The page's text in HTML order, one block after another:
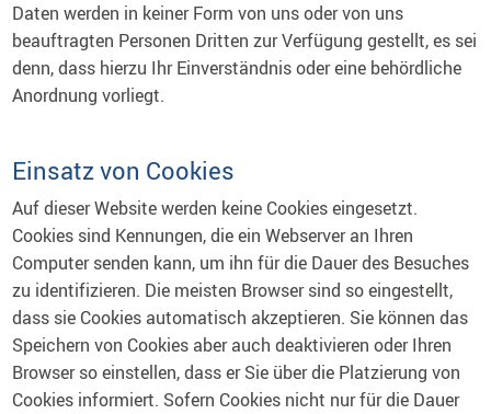
Daten werden in keiner Form von uns oder von uns
beauftragten Personen Dritten zur Verfügung gestellt, es sei
denn, dass hierzu Ihr Einverständnis oder eine behördliche
Anordnung vorliegt.
Einsatz von Cookies
Auf dieser Website werden keine Cookies eingesetzt.
Cookies sind Kennungen, die ein Webserver an Ihren
Computer senden kann, um ihn für die Dauer des Besuches
zu identifizieren. Die meisten Browser sind so eingestellt,
dass sie Cookies automatisch akzeptieren. Sie können das
Speichern von Cookies aber auch deaktivieren oder Ihren
Browser so einstellen, dass er Sie über die Platzierung von
Cookies informiert. Sofern Cookies nicht nur für die Dauer